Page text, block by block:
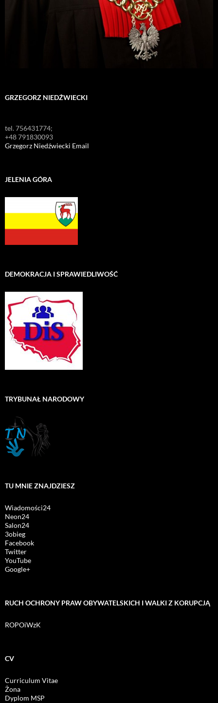
GRZEGORZ NIEDŹWIECKI
tel. 756431774;
+48 791830093
Grzegorz Niedźwiecki Email
JELENIA GÓRA
DEMOKRACJA I SPRAWIEDLIWOŚĆ
TRYBUNAŁ NARODOWY
TU MNIE ZNAJDZIESZ
Wiadomości24
Neon24
Salon24
3obieg
Facebook
Twitter
YouTube
Google+
RUCH OCHRONY PRAW OBYWATELSKICH I WALKI Z KORUPCJĄ
ROPOiWzK
CV
Curriculum Vitae
Żona
Dyplom MSP